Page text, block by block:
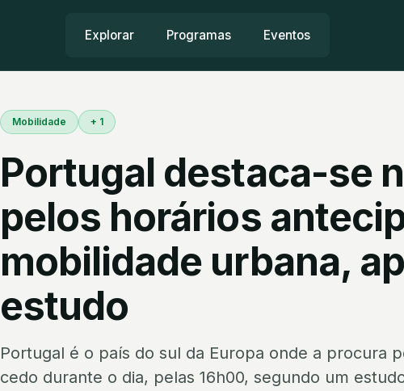
Explorar Programas Eventos
Mobilidade + 1
Portugal destaca-se
pelos horários
mobilidade urbana,
estudo
Portugal é o país do sul da Europa onde a procura
cedo durante o dia, pelas 16h00, segundo um